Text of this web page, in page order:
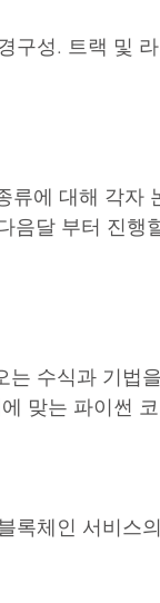
구성. 트랙 및
류에 대해 각
음달 부터 진
는 수식과 기
맞는 파이썬
록체인 서비스